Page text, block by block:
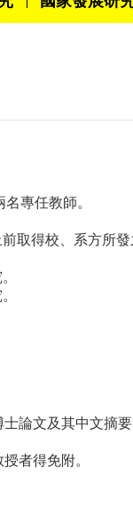
專任教師。
取得校、系方所發
論文及其中文摘要
者得免附。